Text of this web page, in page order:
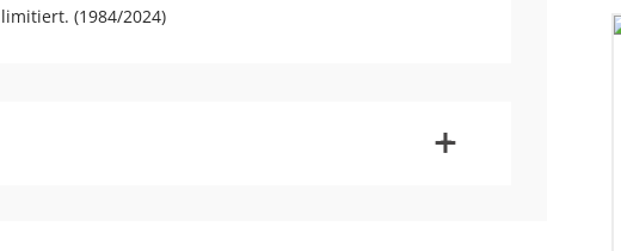
(1984/2024)
+
-